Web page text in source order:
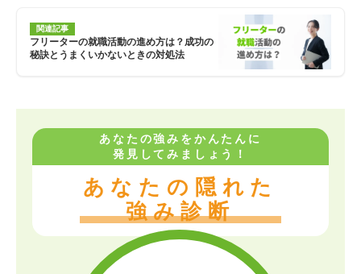
関連記事
フリーターの就職活動の進め方は？成功の
秘訣とうまくいかないときの対処法
あなたの強みをかんたんに
発見してみましょう！
あなたの隠れた
強み診断